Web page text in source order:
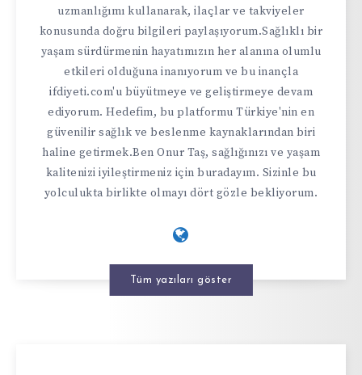
uzmanlığımı kullanarak, ilaçlar ve takviyeler
konusunda doğru bilgileri paylaşıyorum.Sağlıklı bir
yaşam sürdürmenin hayatımızın her alanına olumlu
etkileri olduğuna inanıyorum ve bu inançla
ifdiyeti.com'u büyütmeye ve geliştirmeye devam
ediyorum. Hedefim, bu platformu Türkiye'nin en
güvenilir sağlık ve beslenme kaynaklarından biri
haline getirmek.Ben Onur Taş, sağlığınızı ve yaşam
kalitenizi iyileştirmeniz için buradayım. Sizinle bu
yolculukta birlikte olmayı dört gözle bekliyorum.
Tüm yazıları göster